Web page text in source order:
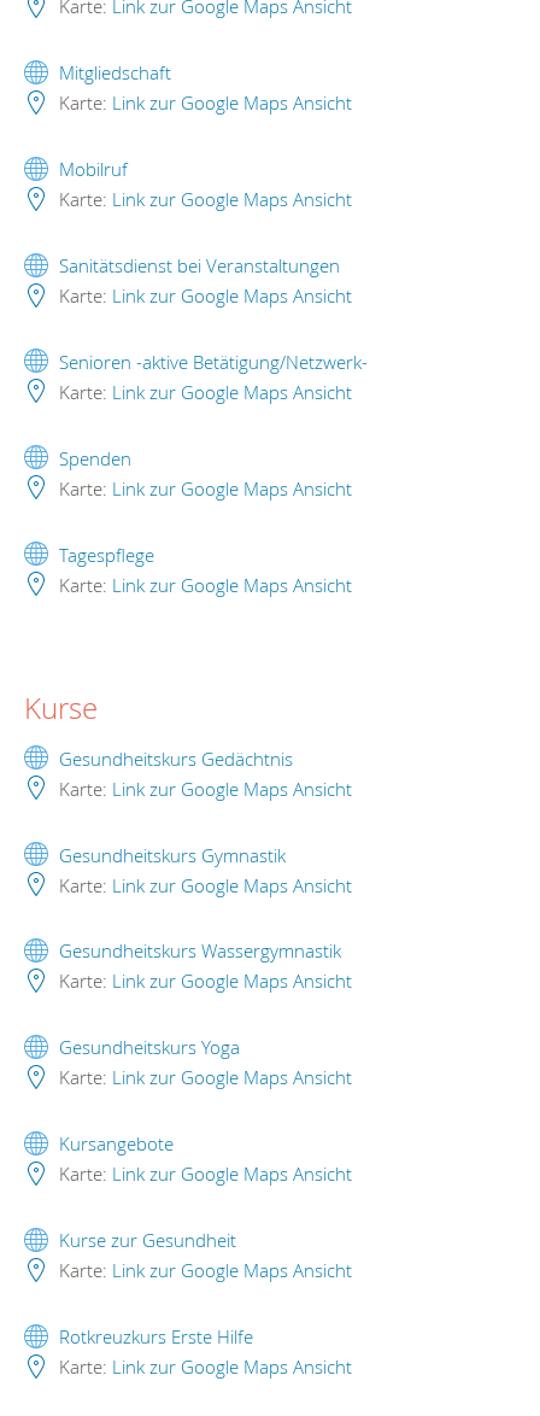
Karte: Link zur Google Maps Ansicht
Mitgliedschaft
Karte: Link zur Google Maps Ansicht
Mobilruf
Karte: Link zur Google Maps Ansicht
Sanitätsdienst bei Veranstaltungen
Karte: Link zur Google Maps Ansicht
Senioren -aktive Betätigung/Netzwerk-
Karte: Link zur Google Maps Ansicht
Spenden
Karte: Link zur Google Maps Ansicht
Tagespflege
Karte: Link zur Google Maps Ansicht
Kurse
Gesundheitskurs Gedächtnis
Karte: Link zur Google Maps Ansicht
Gesundheitskurs Gymnastik
Karte: Link zur Google Maps Ansicht
Gesundheitskurs Wassergymnastik
Karte: Link zur Google Maps Ansicht
Gesundheitskurs Yoga
Karte: Link zur Google Maps Ansicht
Kursangebote
Karte: Link zur Google Maps Ansicht
Kurse zur Gesundheit
Karte: Link zur Google Maps Ansicht
Rotkreuzkurs Erste Hilfe
Karte: Link zur Google Maps Ansicht